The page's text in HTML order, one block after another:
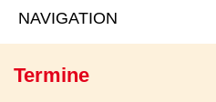
Termine